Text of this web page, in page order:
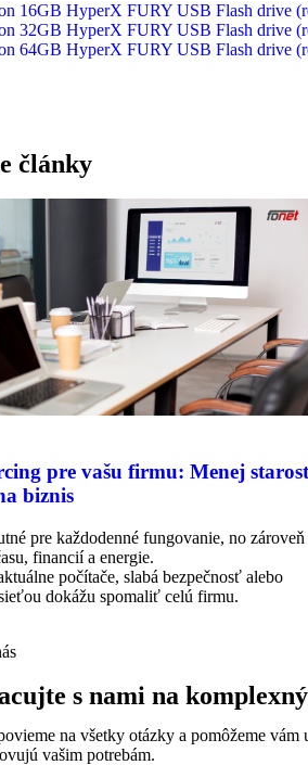
16GB HyperX FURY USB Flash drive
32GB HyperX FURY USB Flash drive
64GB HyperX FURY USB Flash drive
články
pre vašu firmu: Menej
biznis
pre každodenné fungovanie, no zároveň
financií a energie.
počítače, slabá bezpečnosť alebo
dokážu spomaliť celú firmu.
s nami na
na všetky otázky a pomôžeme
vašim potrebám.